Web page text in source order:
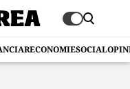
ECONOMIESOCIAL